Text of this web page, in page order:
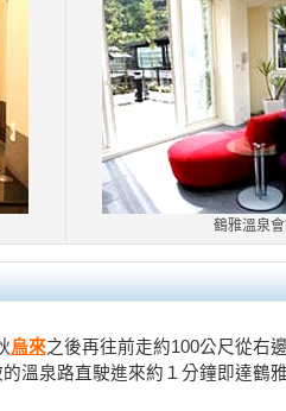
鶴雅溫泉
烏來之後再往前走約100公尺從右
溫泉路直駛進來約１分鐘即達鶴